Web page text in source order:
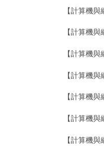
【計算機
【計算機
【計算機
【計算機
【計算機
【計算機
【計算機